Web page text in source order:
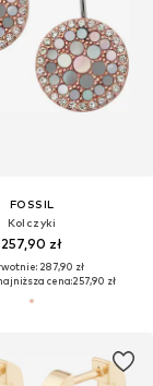
FOSSIL
Kolczyki
257,90 zł
287,90 zł
cena:257,90 zł